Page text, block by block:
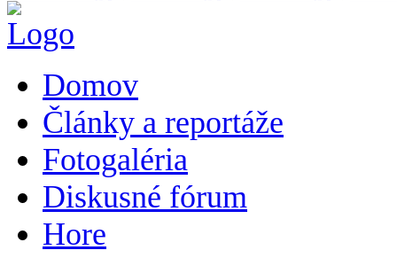
Domov
Články a reportáže
Fotogaléria
Diskusné fórum
Hore